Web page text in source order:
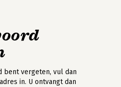
bent vergeten, vul dan
in. U ontvangt dan